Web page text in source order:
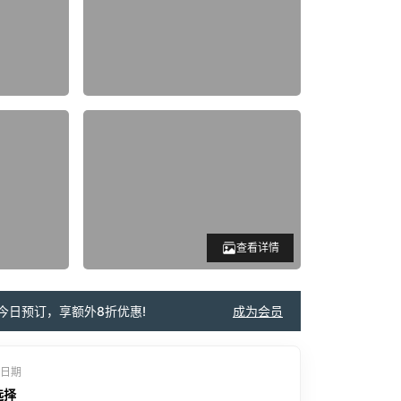
查看详情
日预订，享额外8折优惠! 成为会员
期
择